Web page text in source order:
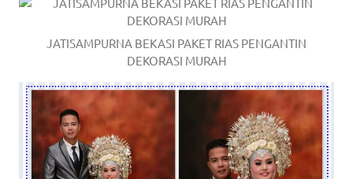
JATISAMPURNA BEKASI PAKET RIAS PENGANTIN
DEKORASI MURAH